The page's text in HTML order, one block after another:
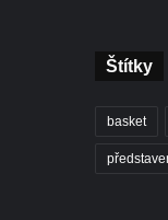
Štítky
basket